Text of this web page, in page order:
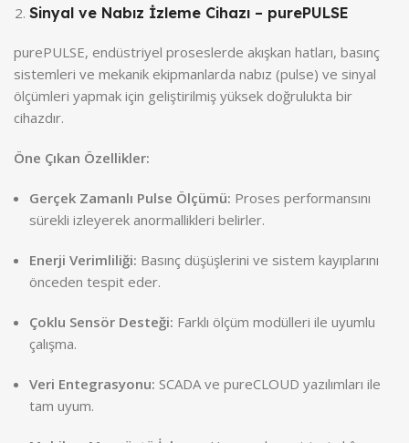
Sinyal ve Nabız İzleme Cihazı – purePULSE
purePULSE, endüstriyel proseslerde akışkan hatları, basınç
sistemleri ve mekanik ekipmanlarda nabız (pulse) ve sinyal
ölçümleri yapmak için geliştirilmiş yüksek doğrulukta bir
cihazdır.
Öne Çıkan Özellikler:
Gerçek Zamanlı Pulse Ölçümü: Proses performansını
sürekli izleyerek anormallikleri belirler.
Enerji Verimliliği: Basınç düşüşlerini ve sistem kayıplarını
önceden tespit eder.
Çoklu Sensör Desteği: Farklı ölçüm modülleri ile uyumlu
çalışma.
Veri Entegrasyonu: SCADA ve pureCLOUD yazılımları ile
tam uyum.